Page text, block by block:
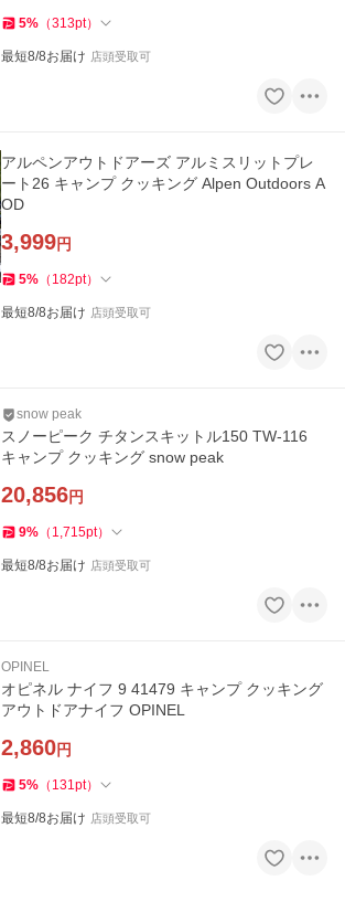
5% （313pt）
最短8/8お届け 店頭受取可
アルペンアウトドアーズ アルミスリットプレ
ート26 キャンプ クッキング Alpen Outdoors A
OD
3,999円
5% （ 182pt）
最短8/8お届け 店頭受取可
snow peak
スノーピーク チタンスキットル150 TW-116
キャンプ クッキング snow peak
20,856円
9% （ 1,715pt）
最短8/8お届け 店頭受取可
OPINEL
オピネル ナイフ 9 41479 キャンプ クッキング
アウトドアナイフ OPINEL
2,860円
5% （ 131pt）
最短8/8お届け 店頭受取可